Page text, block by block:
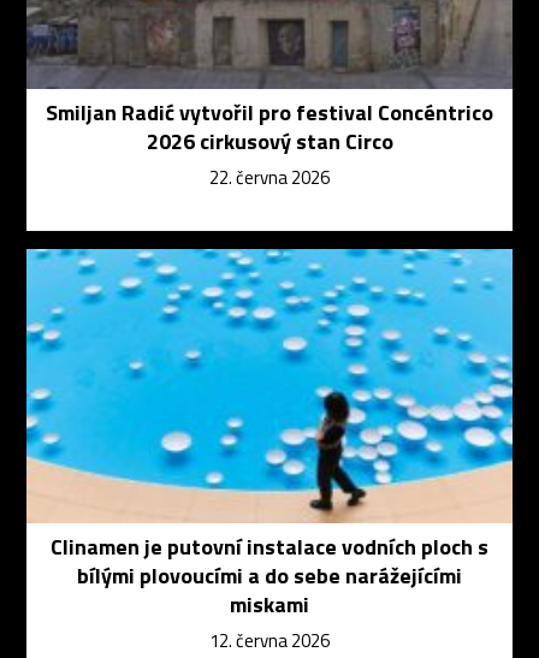
Smiljan Radić vytvořil pro festival Concéntrico
2026 cirkusový stan Circo
22. června 2026
Clinamen je putovní instalace vodních ploch s
bílými plovoucími a do sebe narážejícími
miskami
12. června 2026